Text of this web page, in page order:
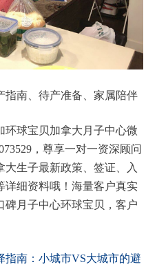
指南、待产准备、家属陪伴
环球宝贝加拿大月子中心微
，尊享一对一资深顾问
生子最新政策、签证、入
详细资料哦！海量客户真实
碑月子中心环球宝贝，客户
指南：小城市VS大城市的避